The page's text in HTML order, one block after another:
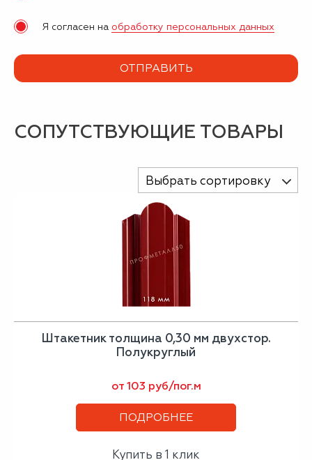
Я согласен на обработку персональных данных
СОПУТСТВУЮЩИЕ ТОВАРЫ
Выбрать сортировку
Штакетник толщина 0,30 мм двухстор.
Полукруглый
от 103 руб/пог.м
ПОДРОБНЕЕ
Купить в 1 клик